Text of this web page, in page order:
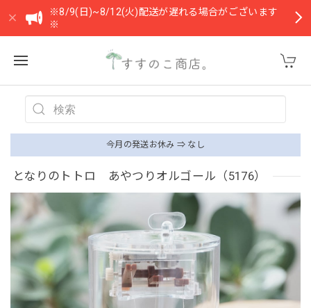
※8/9(日)~8/12(火)配送が遅れる場合がございます
※
今月の発送お休み ⇒ なし
となりのトトロ あやつりオルゴール（5176）